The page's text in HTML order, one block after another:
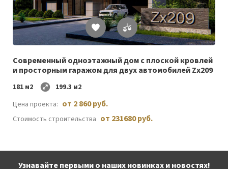
Список
желаемого
Cовременный одноэтажный дом c плоской кровлей
и просторным гаражом для двух автомобилей Zx209
181 м2
199.3 м2
Цена проекта: от 2 860 руб.
Стоимость строительства от 231680 руб.
Узнавайте первыми о наших новинках и новостях!